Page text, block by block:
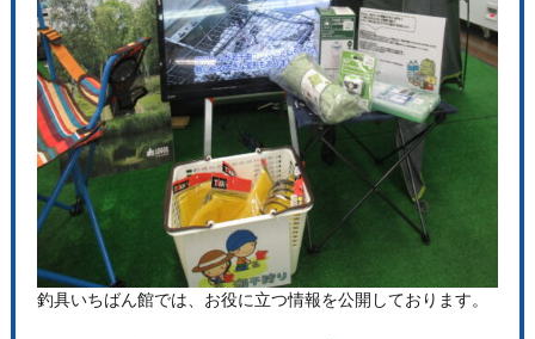
釣具いちばん館では、お役に立つ情報を公開しております。